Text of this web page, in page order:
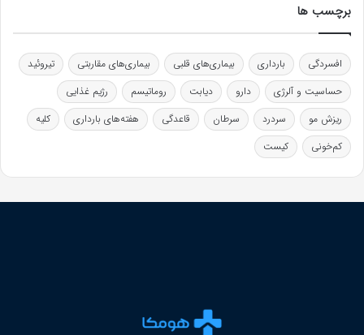
برچسب ها
افسردگی بارداری بیماری‌های قلبی بیماری‌های مقاربتی
تیروئید
حساسیت و آلرژی
دارو دیابت روماتیسم
رژیم غذایی
ریزش مو
سردرد سرطان قاعدگی هفته‌های بارداری
کلیه
کم‌خونی
کیست